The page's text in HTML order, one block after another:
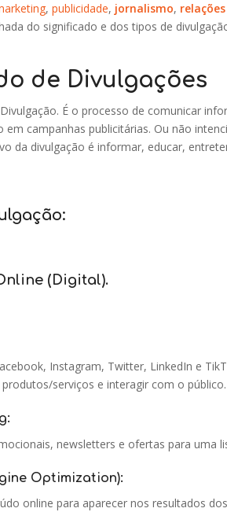
, publicidade, jornalismo,
do significado e dos tipos de
de Divulgações
É o processo de comunicar
em campanhas publicitárias. Ou não
da divulgação é informar, educar,
(Digital).
Instagram, Twitter, LinkedIn e
serviços e interagir com o público.
newsletters e ofertas para uma
Optimization):
online para aparecer nos resultados